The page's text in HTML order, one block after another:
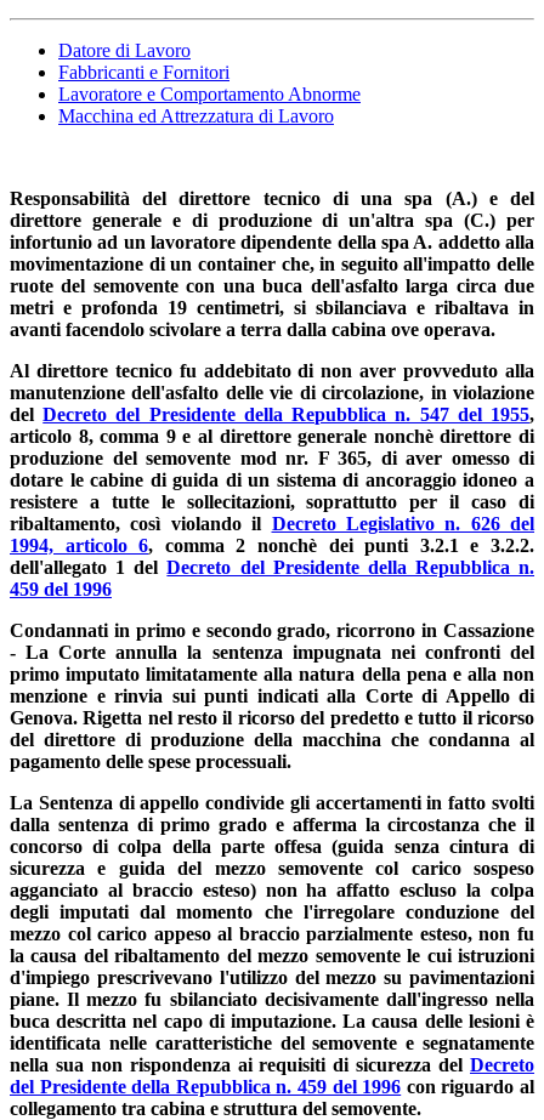
Datore di Lavoro
Fabbricanti e Fornitori
Lavoratore e Comportamento Abnorme
Macchina ed Attrezzatura di Lavoro
Responsabilità del direttore tecnico di una spa (A.) e del
direttore generale e di produzione di un'altra spa (C.) per
infortunio ad un lavoratore dipendente della spa A. addetto alla
movimentazione di un container che, in seguito all'impatto delle
ruote del semovente con una buca dell'asfalto larga circa due
metri e profonda 19 centimetri, si sbilanciava e ribaltava in
avanti facendolo scivolare a terra dalla cabina ove operava.
Al direttore tecnico fu addebitato di non aver provveduto alla
manutenzione dell'asfalto delle vie di circolazione, in violazione
delDecreto del Presidente della Repubblica n. 547 del 1955,
articolo 8, comma 9 e al direttore generale nonchè direttore di
produzione del semovente mod nr. F 365, diaver omesso di
dotare le cabine di guida di un sistema di ancoraggio idoneo a
resistere a tutte le sollecitazioni, soprattutto per il caso di
ribaltamento, così violando il Decreto Legislativo n. 626 del
1994, articolo 6, comma 2 nonchè dei punti 3.2.1 e 3.2.2.
dell'allegato 1 delDecreto del Presidente della Repubblica n.
459 del 1996
Condannati in primo e secondo grado, ricorrono in Cassazione
- La Corte annulla la sentenza impugnata nei confronti del
primo imputato limitatamente alla natura della pena e alla non
menzione e rinvia sui punti indicati alla Corte di Appello di
Genova. Rigetta nel resto il ricorso del predetto e tutto il ricorso
del direttore di produzione della macchina che condanna al
pagamento delle spese processuali.
La Sentenza di appello condivide gli accertamenti in fatto svolti
dalla sentenza di primo grado e afferma la circostanza che il
concorso di colpa della parte offesa (guida senza cintura di
sicurezza e guida del mezzo semovente col carico sospeso
agganciato al braccio esteso) non ha affatto escluso la colpa
degli imputati dal momento che l'irregolare conduzione del
mezzo col carico appeso al braccio parzialmente esteso, non fu
la causa del ribaltamento del mezzo semovente le cui istruzioni
d'impiego prescrivevano l'utilizzo del mezzo su pavimentazioni
piane. Il mezzo fu sbilanciato decisivamente dall'ingresso nella
buca descritta nel capo di imputazione. La causa delle lesioni è
identificata nelle caratteristiche del semovente e segnatamente
nella sua non rispondenza ai requisiti di sicurezza del Decreto
del Presidente della Repubblica n. 459 del 1996 con riguardo al
collegamento tra cabina e struttura del semovente.